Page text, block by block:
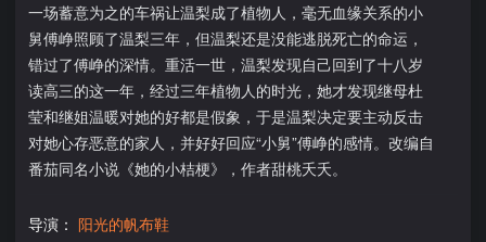
一场蓄意为之的车祸让温梨成了植物人，毫无血缘关系的小
舅傅峥照顾了温梨三年，但温梨还是没能逃脱死亡的命运，
错过了傅峥的深情。重活一世，温梨发现自己回到了十八岁
读高三的这一年，经过三年植物人的时光，她才发现继母杜
莹和继姐温暖对她的好都是假象，于是温梨决定要主动反击
对她心存恶意的家人，并好好回应“小舅”傅峥的感情。改编自
番茄同名小说《她的小桔梗》，作者甜桃夭夭。
导演： 阳光的帆布鞋